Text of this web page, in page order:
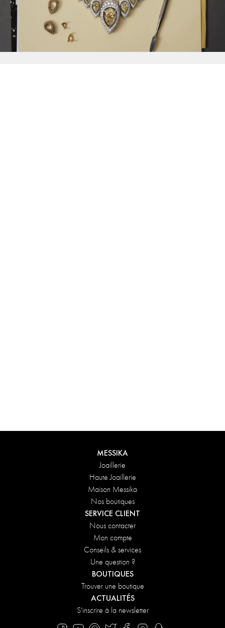
DÉCOUVRIR
MESSIKA
Joaillerie
Haute Joaillerie
Maison Messika
Nos boutiques
SERVICE CLIENT
Nous contacter
Mon compte
Conseils & services
Une question ?
BOUTIQUES
Trouver une boutique
ACTUALITÉS
S'inscrire à la newsletter